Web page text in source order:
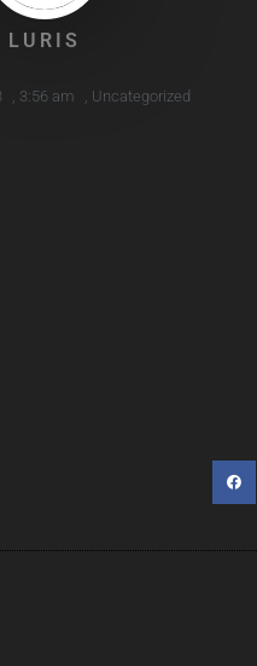
LURIS
, 3:56 am , Uncategorized